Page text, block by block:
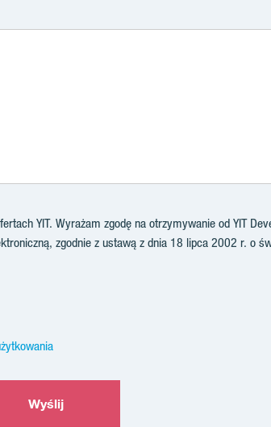
YIT. Wyrażam zgodę na otrzymywanie od YIT
zgodnie z ustawą z dnia 18 lipca 2002 r. o
Wyślij